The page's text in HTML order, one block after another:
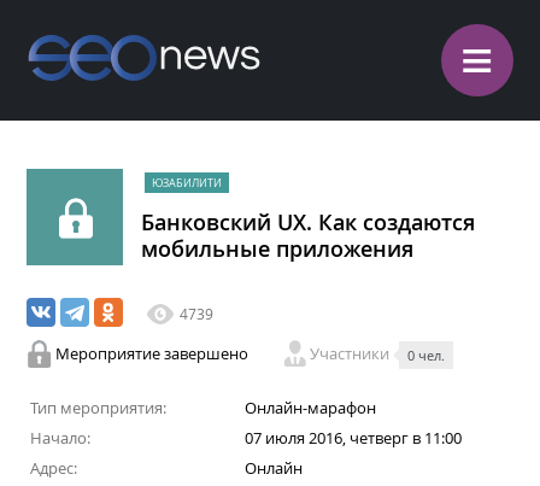
≡
ЮЗАБИЛИТИ
Банковский UX. Как создаются
мобильные приложения
4739
Мероприятие завершено Участники 0 чел.
Тип мероприятия:
Онлайн-марафон
Начало:
07 июля 2016, четверг в 11:00
Адрес:
Онлайн